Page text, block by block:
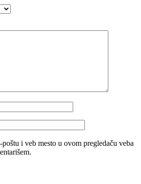
i veb mesto u ovom pregledaču veba